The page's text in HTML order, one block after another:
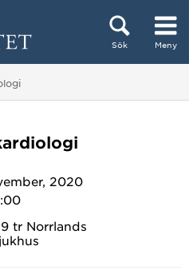
Sök Meny
2020
tr Norrlands